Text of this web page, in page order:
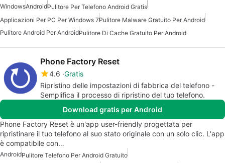
WindowsAndroidPulitore Per Telefono Android Gratis
Applicazioni Per PC Per Windows 7Pulitore Malware Gratuito Per Android
Pulitore Android Per AndroidPulitore Di Cache Gratuito Per Android
Phone Factory Reset
4.6 Gratis
Ripristino delle impostazioni di fabbrica del telefono -
Semplifica il processo di ripristino del tuo telefono.
Download gratis per Android
Phone Factory Reset è un'app user-friendly progettata per
ripristinare il tuo telefono al suo stato originale con un solo clic. L'app
è compatibile con…
AndroidPulitore Telefono Per Android Gratuito